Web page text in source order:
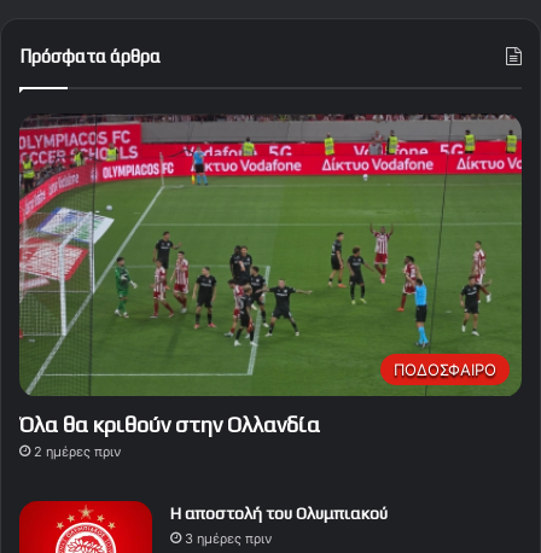
Πρόσφατα άρθρα
ΠΟΔΟΣΦΑΙΡΟ
Όλα θα κριθούν στην Ολλανδία
2 ημέρες πριν
Η αποστολή του Ολυμπιακού
3 ημέρες πριν